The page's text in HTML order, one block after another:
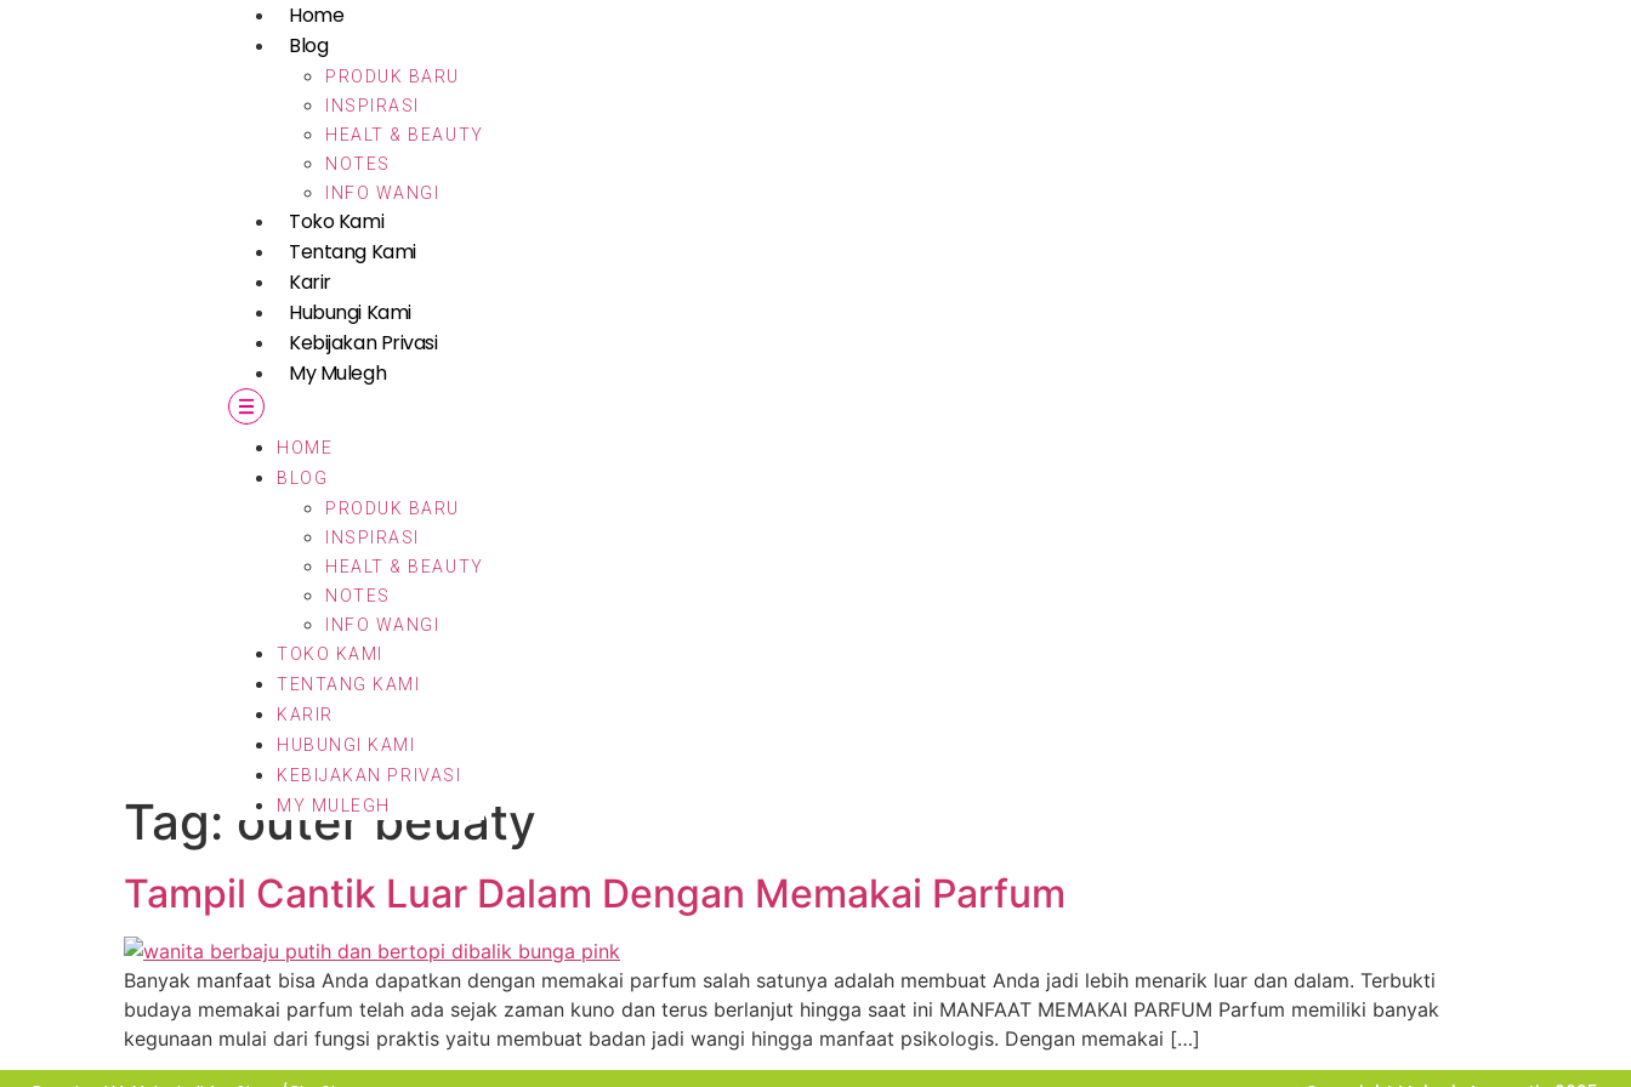
Home
Blog
PRODUK BARU
INSPIRASI
HEALT & BEAUTY
NOTES
INFO WANGI
Toko Kami
Tentang Kami
Karir
Hubungi Kami
Kebijakan Privasi
My Mulegh
HOME
BLOG
PRODUK BARU
INSPIRASI
HEALT & BEAUTY
NOTES
INFO WANGI
TOKO KAMI
TENTANG KAMI
KARIR
HUBUNGI KAMI
KEBIJAKAN PRIVASI
MY MULEGH
Tag: outer beuaty
Tampil Cantik Luar Dalam Dengan Memakai Parfum
Banyak manfaat bisa Anda dapatkan dengan memakai parfum salah satunya adalah membuat Anda jadi lebih menarik luar dan dalam. Terbukti
budaya memakai parfum telah ada sejak zaman kuno dan terus berlanjut hingga saat ini MANFAAT MEMAKAI PARFUM Parfum memiliki banyak
kegunaan mulai dari fungsi praktis yaitu membuat badan jadi wangi hingga manfaat psikologis. Dengan memakai […]